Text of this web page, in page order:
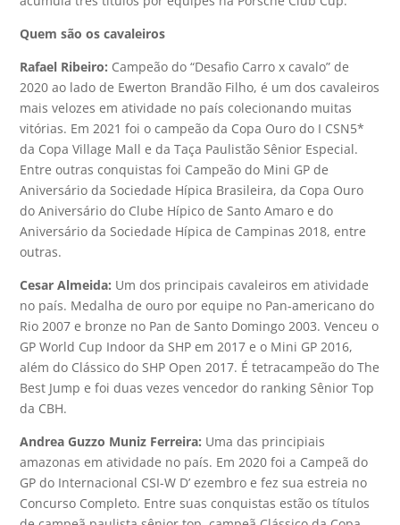
Quem são os cavaleiros
Rafael Ribeiro: Campeão do “Desafio Carro x cavalo” de
2020 ao lado de Ewerton Brandão Filho, é um dos cavaleiros
mais velozes em atividade no país colecionando muitas
vitórias. Em 2021 foi o campeão da Copa Ouro do I CSN5*
da Copa Village Mall e da Taça Paulistão Sênior Especial.
Entre outras conquistas foi Campeão do Mini GP de
Aniversário da Sociedade Hípica Brasileira, da Copa Ouro
do Aniversário do Clube Hípico de Santo Amaro e do
Aniversário da Sociedade Hípica de Campinas 2018, entre
outras.
Cesar Almeida: Um dos principais cavaleiros em atividade
no país. Medalha de ouro por equipe no Pan-americano do
Rio 2007 e bronze no Pan de Santo Domingo 2003. Venceu o
GP World Cup Indoor da SHP em 2017 e o Mini GP 2016,
além do Clássico do SHP Open 2017. É tetracampeão do The
Best Jump e foi duas vezes vencedor do ranking Sênior Top
da CBH.
Andrea Guzzo Muniz Ferreira: Uma das principiais
amazonas em atividade no país. Em 2020 foi a Campeã do
GP do Internacional CSI-W D’ ezembro e fez sua estreia no
Concurso Completo. Entre suas conquistas estão os títulos